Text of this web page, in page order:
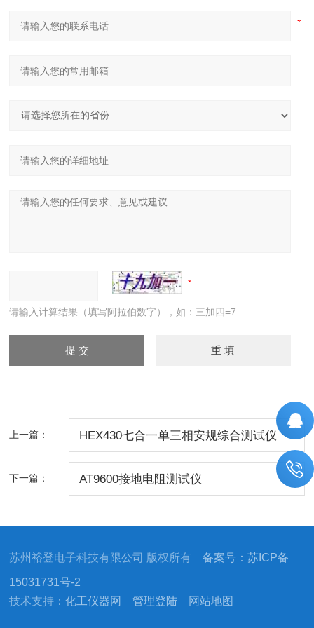
请输入计算结果（填写阿拉伯数字），如：三加四=7
上一篇： HEX430七合一单三相安规综合测试仪
下一篇： AT9600接地电阻测试仪
苏州裕登电子科技有限公司 版权所有备案号：苏ICP备
15031731号-2
技术支持：化工仪器网 管理登陆 网站地图